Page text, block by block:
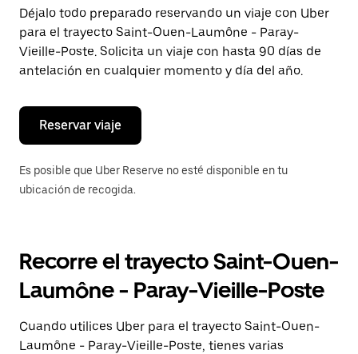
fecha.
Pulsa
el
botón
de
escape
cerrar
calendario.
Déjalo todo preparado reservando un viaje con Uber
para el trayecto Saint-Ouen-Laumône - Paray-
Vieille-Poste. Solicita un viaje con hasta 90 días de
antelación en cualquier momento y día del año.
Reservar viaje
Es posible que Uber Reserve no esté disponible en tu
ubicación de recogida.
Recorre el trayecto Saint-Ouen-
Laumône - Paray-Vieille-Poste
Cuando utilices Uber para el trayecto Saint-Ouen-
Laumône - Paray-Vieille-Poste, tienes varias